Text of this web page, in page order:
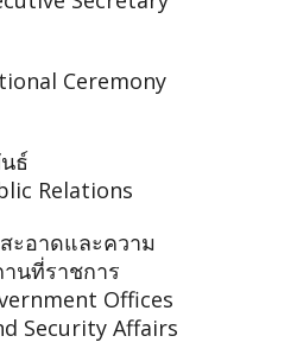
Ceremony
ธ์
Relations
ะอาดและความ
นที่ราชการ
Offices
Security Affairs